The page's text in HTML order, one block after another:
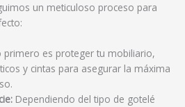
un meticuloso proceso para
primero es proteger tu mobiliario,
y cintas para asegurar la máxima
Dependiendo del tipo de gotelé